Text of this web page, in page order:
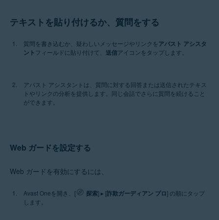
テキストを貼り付けるか、質問をする
質問を書き込むか、疑わしいメッセージやリンクをアバスト アシスタ
ントフィールドに貼り付けて、 送信アイコンをタップします。
アバスト アシスタントは、質問に対する回答または送信されたテキス
トやリンクの分析を提供します。同じ会話でさらに質問を続けること
ができます。
Web ガードを設定する
Web ガードを有効にするには、
Avast Oneを開き、[ 探索] ▸ [詐欺ガーディアン プロ] の順にタップ
します。